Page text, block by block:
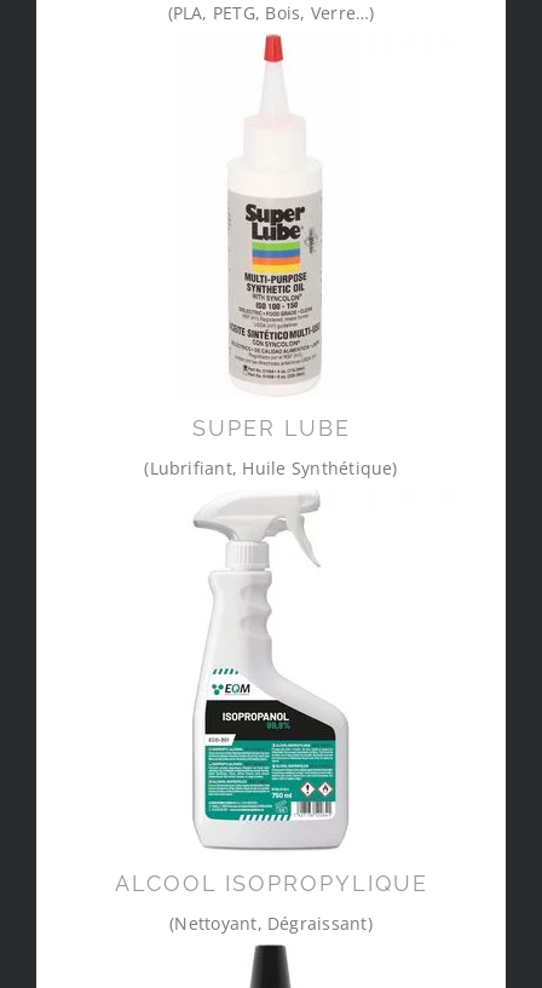
(PLA, PETG, Bois, Verre…)
SUPER LUBE
(Lubrifiant, Huile Synthétique)
ALCOOL ISOPROPYLIQUE
(Nettoyant, Dégraissant)